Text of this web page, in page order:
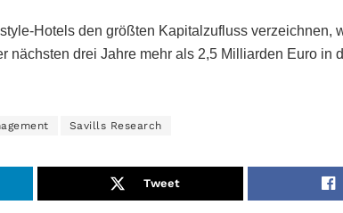
Hotels den größten Kapitalzufluss verzeichnen,
nächsten drei Jahre mehr als 2,5 Milliarden Euro in
Savills Research
Tweet